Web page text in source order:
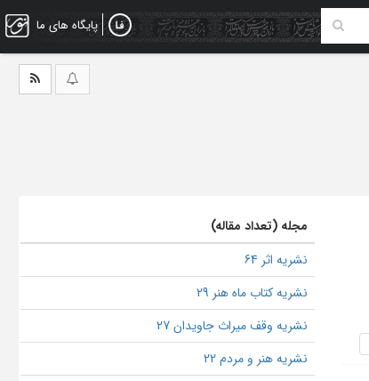
پایگاه های ما
مجله (تعداد مقاله)
نشریه اثر 64
نشریه کتاب ماه هنر 29
نشریه وقف میراث جاویدان 27
نشریه هنر و مردم 22